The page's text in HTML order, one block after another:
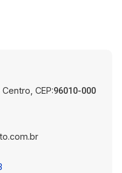
CEP:96010-000